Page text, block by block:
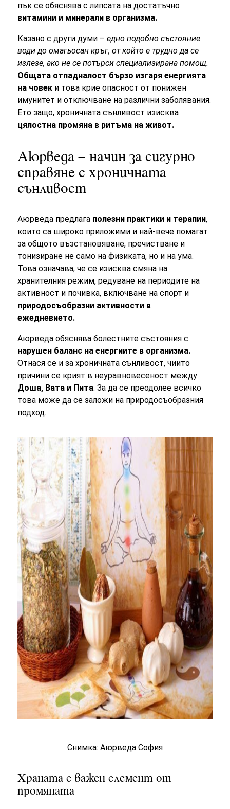
пък се обяснява с липсата на достатъчно
витамини и минерали в организма.
Казано с други думи – едно подобно състояние
води до омагьосан кръг, от който е трудно да се
излезе, ако не се потърси специализирана помощ.
Общата отпадналост бързо изгаря енергията
на човек и това крие опасност от понижен
имунитет и отключване на различни заболявания.
Ето защо, хроничната сънливост изисква
цялостна промяна в ритъма на живот.
Аюрведа – начин за сигурно
справяне с хроничната
сънливост
Аюрведа предлага полезни практики и терапии,
които са широко приложими и най-вече помагат
за общото възстановяване, пречистване и
тонизиране не само на физиката, но и на ума.
Това означава, че се изисква смяна на
хранителния режим, редуване на периодите на
активност и почивка, включване на спорт и
природосъобразни активности в
ежедневието.
Аюрведа обяснява болестните състояния с
нарушен баланс на енергиите в организма.
Отнася се и за хроничната сънливост, чиито
причини се крият в неуравновесеност между
Доша, Вата и Пита. За да се преодолее всичко
това може да се заложи на природосъобразния
подход.
Снимка: Аюрведа София
Храната е важен елемент от
промяната